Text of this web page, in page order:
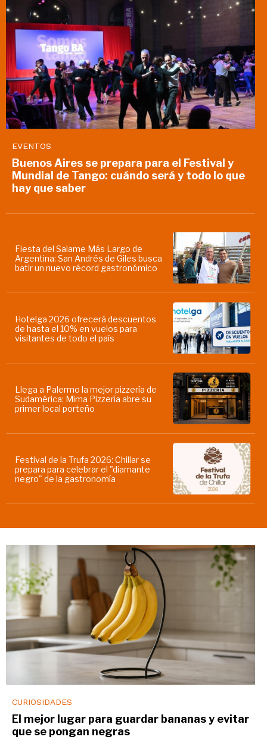
EVENTOS
Buenos Aires se prepara para el Festival y
Mundial de Tango: cuándo será y todo lo que
hay que saber
Fiesta del Salame Más Largo de
Argentina: San Andrés de Giles busca
batir un nuevo récord gastronómico
Hotelga 2026 ofrecerá descuentos
de hasta el 10% en vuelos para
visitantes de todo el país
Llega a Palermo la mejor pizzería de
Sudamérica: Mima Pizzería abre su
primer local porteño
Festival de la Trufa 2026: Chillar se
prepara para celebrar el "diamante
negro" de la gastronomía
CURIOSIDADES
El mejor lugar para guardar bananas y evitar
que se pongan negras